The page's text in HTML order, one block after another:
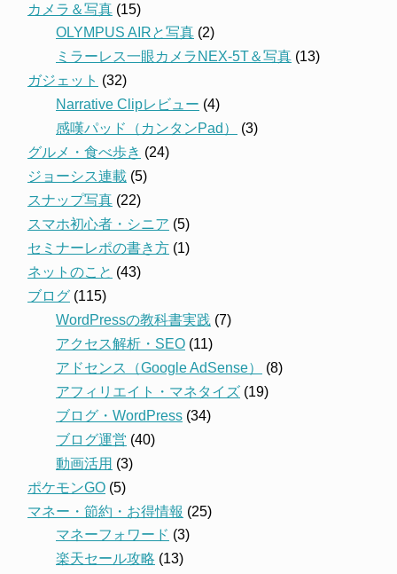
カメラ＆写真 (15)
OLYMPUS AIRと写真 (2)
ミラーレス一眼カメラNEX-5T＆写真 (13)
ガジェット (32)
Narrative Clipレビュー (4)
感嘆パッド（カンタンPad）
(3)
グルメ・食べ歩き (24)
ジョーシス連載 (5)
スナップ写真 (22)
スマホ初心者・シニア (5)
セミナーレポの書き方 (1)
ネットのこと (43)
ブログ (115)
WordPressの教科書実践 (7)
アクセス解析・SEO (11)
アドセンス（Google AdSense）
(8)
アフィリエイト・マネタイズ (19)
ブログ・WordPress (34)
ブログ運営 (40)
動画活用 (3)
ポケモンGO (5)
マネー・節約・お得情報 (25)
マネーフォワード (3)
楽天セール攻略 (13)